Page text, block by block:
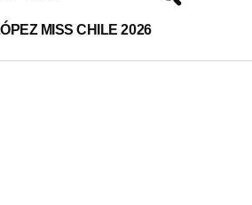
MISS CHILE 2026